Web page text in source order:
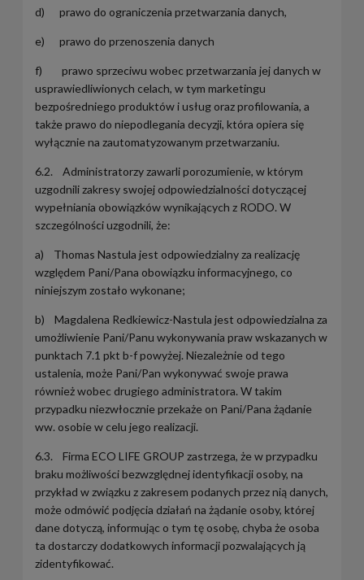
d) prawo do ograniczenia przetwarzania danych,
e) prawo do przenoszenia danych
f) prawo sprzeciwu wobec przetwarzania jej danych w
usprawiedliwionych celach, w tym marketingu
bezpośredniego produktów i usług oraz profilowania, a
także prawo do niepodlegania decyzji, która opiera się
wyłącznie na zautomatyzowanym przetwarzaniu.
6.2. Administratorzy zawarli porozumienie, w którym
uzgodnili zakresy swojej odpowiedzialności dotyczącej
wypełniania obowiązków wynikających z RODO. W
szczególności uzgodnili, że:
a) Thomas Nastula jest odpowiedzialny za realizację
względem Pani/Pana obowiązku informacyjnego, co
niniejszym zostało wykonane;
b) Magdalena Redkiewicz-Nastula jest odpowiedzialna za
umożliwienie Pani/Panu wykonywania praw wskazanych w
punktach 7.1 pkt b-f powyżej. Niezależnie od tego
ustalenia, może Pani/Pan wykonywać swoje prawa
również wobec drugiego administratora. W takim
przypadku niezwłocznie przekaże on Pani/Pana żądanie
ww. osobie w celu jego realizacji.
6.3. Firma ECO LIFE GROUP zastrzega, że w przypadku
braku możliwości bezwzględnej identyfikacji osoby, na
przykład w związku z zakresem podanych przez nią danych,
może odmówić podjęcia działań na żądanie osoby, której
dane dotyczą, informując o tym tę osobę, chyba że osoba
ta dostarczy dodatkowych informacji pozwalających ją
zidentyfikować.